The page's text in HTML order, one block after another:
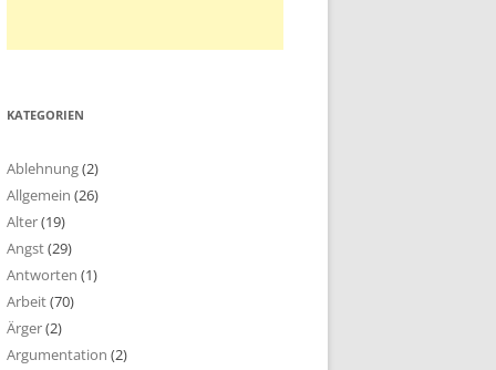
KATEGORIEN
Ablehnung(2)
Allgemein (26)
Alter(19)
Angst(29)
Antworten (1)
Arbeit(70)
Ärger(2)
Argumentation (2)